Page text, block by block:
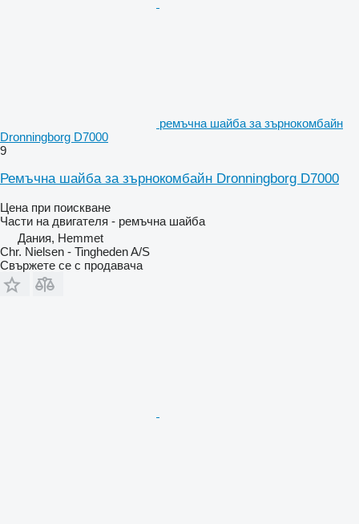
ремъчна шайба за зърнокомбайн
Dronningborg D7000
9
Ремъчна шайба за зърнокомбайн Dronningborg D7000
Цена при поискване
Части на двигателя - ремъчна шайба
Дания, Hemmet
Chr. Nielsen - Tingheden A/S
Свържете се с продавача